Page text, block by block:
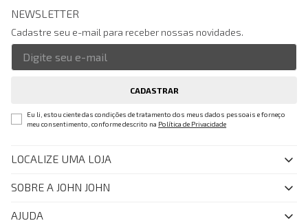
NEWSLETTER
Cadastre seu e-mail para receber nossas novidades.
CADASTRAR
Eu li, estou ciente das condições de tratamento dos meus dados pessoais e forneço
meu consentimento, conforme descrito na Política de Privacidade
LOCALIZE UMA LOJA
SOBRE A JOHN JOHN
Quem Somos
AJUDA